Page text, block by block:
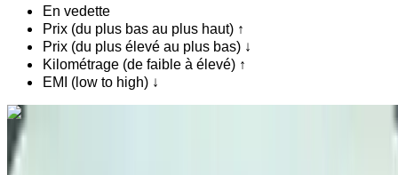
En vedette
Prix (du plus bas au plus haut) ↑
Prix (du plus élevé au plus bas) ↓
Kilométrage (de faible à élevé) ↑
EMI (low to high) ↓
Vous aimez ce que vous voyez ?
DFSK GLORY 1.5 l TGDI M8 Deluxe 2022